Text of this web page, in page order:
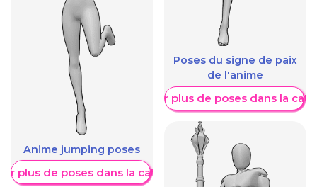
Anime jumping poses
plus de poses dans la catégorie
Poses du signe de paix
de l'anime
Afficher plus de poses dans la